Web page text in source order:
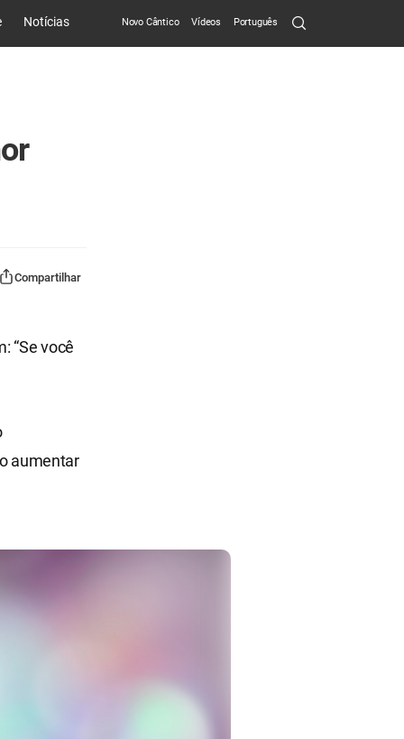
Notícias Novo Cântico Vídeos Português Search
Submit
Compartilhar
“Se você
aumentar